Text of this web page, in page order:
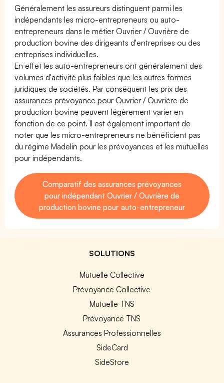
Généralement les assureurs distinguent parmi les
indépendants les micro-entrepreneurs ou auto-
entrepreneurs dans le métier Ouvrier / Ouvrière de
production bovine des dirigeants d'entreprises ou des
entreprises individuelles.
En effet les auto-entrepreneurs ont généralement des
volumes d'activité plus faibles que les autres formes
juridiques de sociétés. Par conséquent les prix des
assurances prévoyance pour Ouvrier / Ouvrière de
production bovine peuvent légèrement varier en
fonction de ce point. Il est également important de
noter que les micro-entrepreneurs ne bénéficient pas
du régime Madelin pour les prévoyances et les mutuelles
pour indépendants.
Comparatif des assurances prévoyances
pour indépendant Ouvrier / Ouvrière de
production bovine pour auto-entrepreneur
SOLUTIONS
Mutuelle Collective
Prévoyance Collective
Mutuelle TNS
Prévoyance TNS
Assurances Professionnelles
SideCard
SideStore